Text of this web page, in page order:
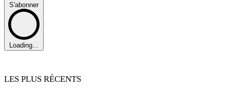
S'abonner
Loading...
LES PLUS RÉCENTS